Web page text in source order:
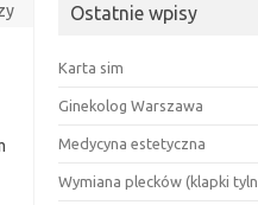
Ostatnie wpisy
Karta sim
Ginekolog Warszawa
Medycyna estetyczna
Wymiana plecków (klapki